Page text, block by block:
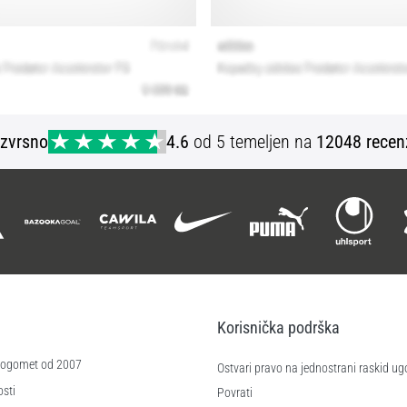
4.6 od 5 temeljen na 12048
od 2007
Korisnička podrška
Ostvari pravo na jednostrani raskid
Povrati